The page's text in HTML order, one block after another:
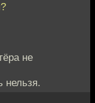
не
нельзя.